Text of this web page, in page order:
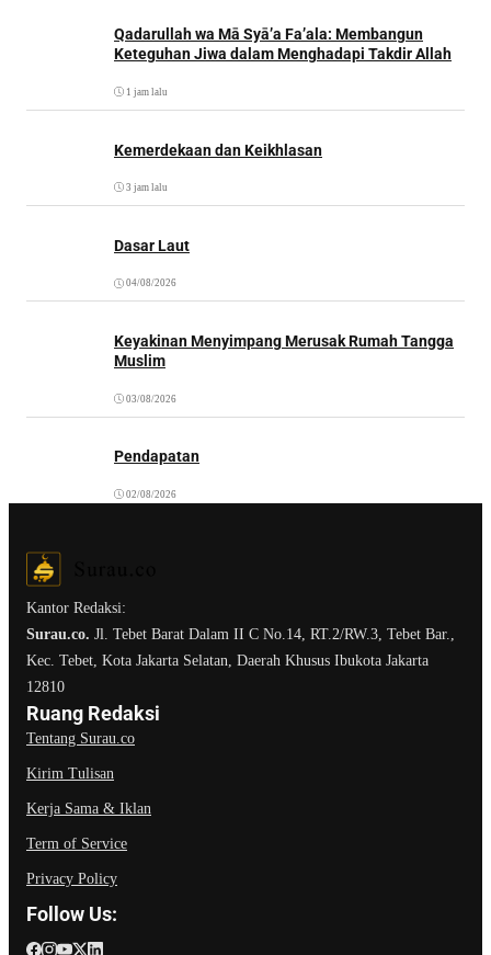
Qadarullah wa Mā Syā’a Fa’ala: Membangun
Keteguhan Jiwa dalam Menghadapi Takdir Allah
1 jam lalu
Kemerdekaan dan Keikhlasan
3 jam lalu
Dasar Laut
04/08/2026
Keyakinan Menyimpang Merusak Rumah Tangga
Muslim
03/08/2026
Pendapatan
02/08/2026
Kantor Redaksi:
Surau.co. Jl. Tebet Barat Dalam II C No.14, RT.2/RW.3, Tebet Bar.,
Kec. Tebet, Kota Jakarta Selatan, Daerah Khusus Ibukota Jakarta
12810
Ruang Redaksi
Tentang Surau.co
Kirim Tulisan
Kerja Sama & Iklan
Term of Service
Privacy Policy
Follow Us: